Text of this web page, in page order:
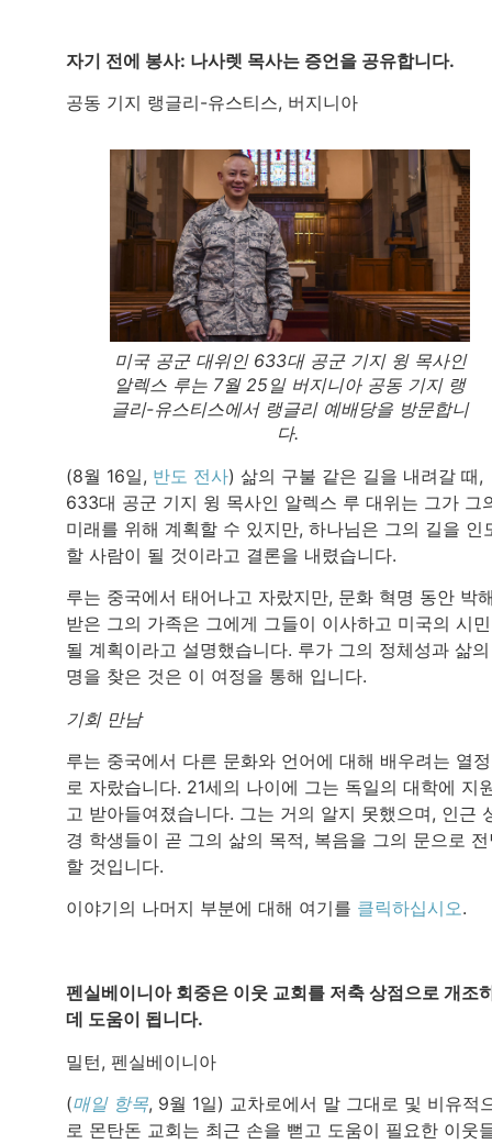
자기 전에 봉사: 나사렛 목사는 증언을 공유합니다.
공동 기지 랭글리-유스티스, 버지니아
미국 공군 대위인 633대 공군 기지 윙 목사인
알렉스 루는 7월 25일 버지니아 공동 기지 랭
글리-유스티스에서 랭글리 예배당을 방문합니
다.
(8월 16일, 반도 전사) 삶의 구불 같은 길을 내려갈 때,
633대 공군 기지 윙 목사인 알렉스 루 대위는 그가 그
미래를 위해 계획할 수 있지만, 하나님은 그의 길을 인
할 사람이 될 것이라고 결론을 내렸습니다.
루는 중국에서 태어나고 자랐지만, 문화 혁명 동안 박
받은 그의 가족은 그에게 그들이 이사하고 미국의 시
될 계획이라고 설명했습니다. 루가 그의 정체성과 삶
명을 찾은 것은 이 여정을 통해 입니다.
기회 만남
루는 중국에서 다른 문화와 언어에 대해 배우려는 열
로 자랐습니다. 21세의 나이에 그는 독일의 대학에 지
고 받아들여졌습니다. 그는 거의 알지 못했으며, 인근
경 학생들이 곧 그의 삶의 목적, 복음을 그의 문으로
할 것입니다.
이야기의 나머지 부분에 대해 여기를 클릭하십시오.
펜실베이니아 회중은 이웃 교회를 저축 상점으로 개조
데 도움이 됩니다.
밀턴, 펜실베이니아
(매일 항목, 9월 1일) 교차로에서 말 그대로 및 비유적
로 몬탄돈 교회는 최근 손을 뻗고 도움이 필요한 이웃